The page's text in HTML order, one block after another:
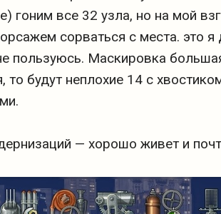
все 32 узла, но на мой
сорваться с места. это
пользуюсь. Маскировка
то будут неплохие 14 с
— хорошо живет и